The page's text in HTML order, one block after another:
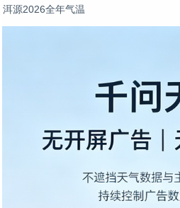
洱源2026全年气温